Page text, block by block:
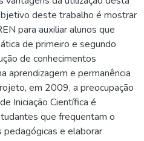
deste trabalho é mostrar
para auxiliar alunos que
de primeiro e segundo
de conhecimentos
aprendizagem e permanência
em 2009, a preocupação
Iniciação Científica é
que frequentam o
pedagógicas e elaborar